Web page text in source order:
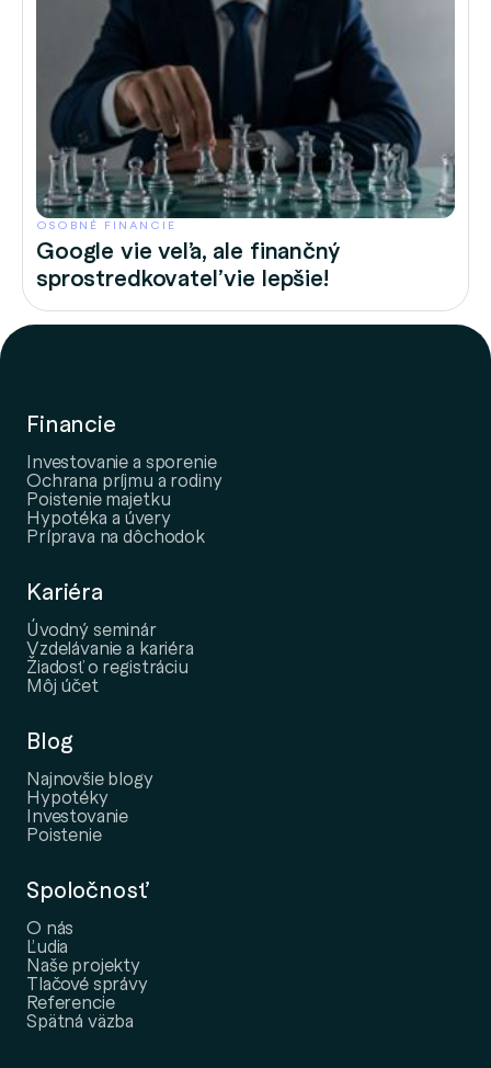
OSOBNÉ FINANCIE
Google vie veľa, ale finančný
sprostredkovateľ vie lepšie!
Financie
Investovanie a sporenie
Ochrana príjmu a rodiny
Poistenie majetku
Hypotéka a úvery
Príprava na dôchodok
Kariéra
Úvodný seminár
Vzdelávanie a kariéra
Žiadosť o registráciu
Môj účet
Blog
Najnovšie blogy
Hypotéky
Investovanie
Poistenie
Spoločnosť
O nás
Ľudia
Naše projekty
Tlačové správy
Referencie
Spätná väzba